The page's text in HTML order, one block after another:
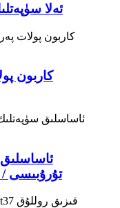
ئەلا
تۇرۇبىسى /